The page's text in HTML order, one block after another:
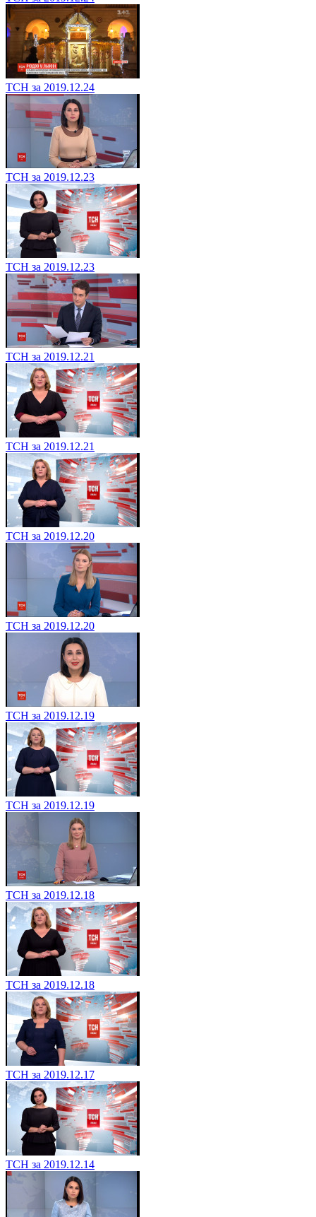
ТСН за 2019.12.24
ТСН за 2019.12.23
ТСН за 2019.12.23
ТСН за 2019.12.21
ТСН за 2019.12.21
ТСН за 2019.12.20
ТСН за 2019.12.20
ТСН за 2019.12.19
ТСН за 2019.12.19
ТСН за 2019.12.18
ТСН за 2019.12.18
ТСН за 2019.12.17
ТСН за 2019.12.14